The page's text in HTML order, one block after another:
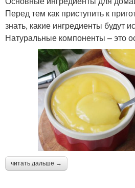
Перед тем как приступить к
знать, какие ингредиенты будут
Натуральные компоненты – это
читать дальше →